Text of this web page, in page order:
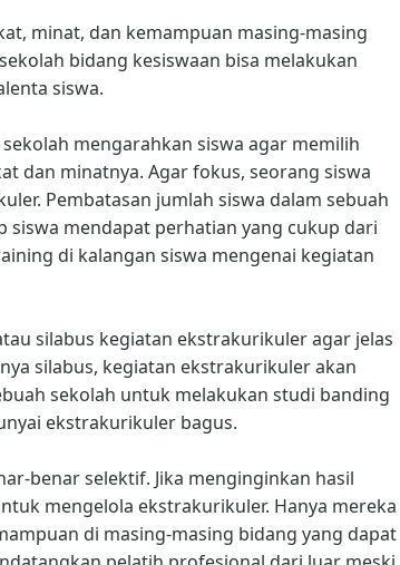
minat, dan kemampuan masing-masing
bidang kesiswaan bisa melakukan
siswa.
mengarahkan siswa agar memilih
dan minatnya. Agar fokus, seorang siswa
Pembatasan jumlah siswa dalam sebuah
mendapat perhatian yang cukup dari
di kalangan siswa mengenai kegiatan
silabus kegiatan ekstrakurikuler agar jelas
silabus, kegiatan ekstrakurikuler akan
sekolah untuk melakukan studi banding
ekstrakurikuler bagus.
benar selektif. Jika menginginkan hasil
mengelola ekstrakurikuler. Hanya mereka
di masing-masing bidang yang dapat